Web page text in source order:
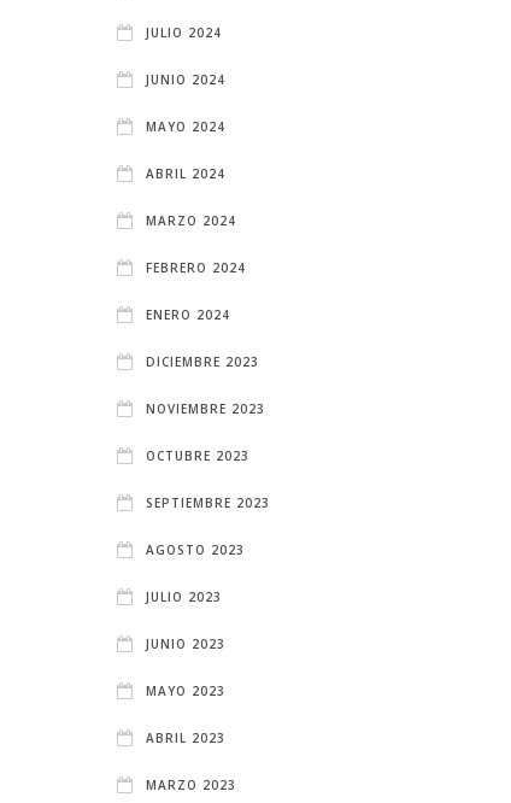
JULIO 2024
JUNIO 2024
MAYO 2024
ABRIL 2024
MARZO 2024
FEBRERO 2024
ENERO 2024
DICIEMBRE 2023
NOVIEMBRE 2023
OCTUBRE 2023
SEPTIEMBRE 2023
AGOSTO 2023
JULIO 2023
JUNIO 2023
MAYO 2023
ABRIL 2023
MARZO 2023